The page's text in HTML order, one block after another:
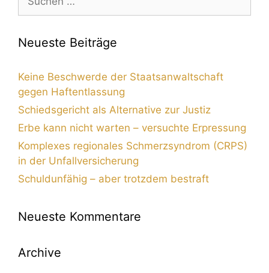
Neueste Beiträge
Keine Beschwerde der Staatsanwaltschaft
gegen Haftentlassung
Schiedsgericht als Alternative zur Justiz
Erbe kann nicht warten – versuchte Erpressung
Komplexes regionales Schmerzsyndrom (CRPS)
in der Unfallversicherung
Schuldunfähig – aber trotzdem bestraft
Neueste Kommentare
Archive